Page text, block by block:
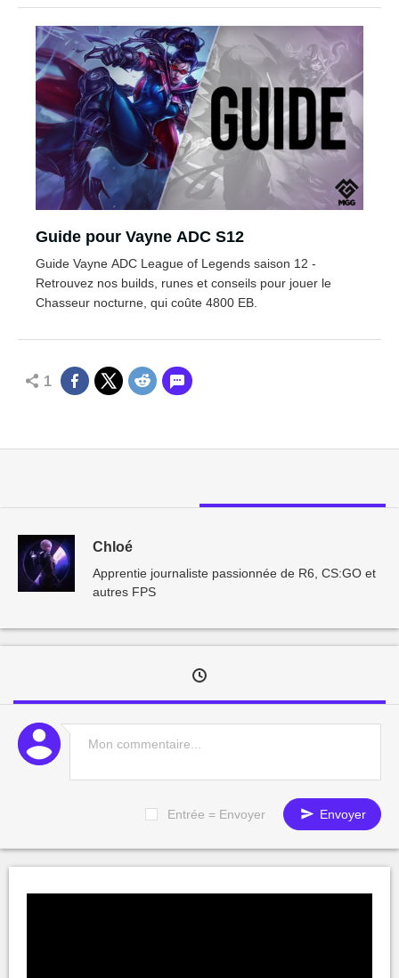
Guide pour Vayne ADC S12
Guide Vayne ADC League of Legends saison 12 -
Retrouvez nos builds, runes et conseils pour jouer le
Chasseur nocturne, qui coûte 4800 EB.
1
Chloé
Apprentie journaliste passionnée de R6, CS:GO et
autres FPS
Entrée = Envoyer Envoyer